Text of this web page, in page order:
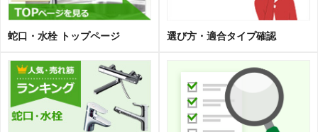
蛇口・水栓 トップページ 選び方・適合タイプ確認